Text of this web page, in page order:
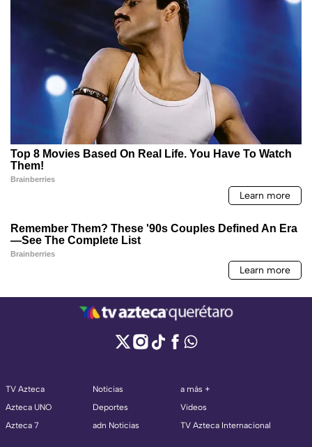
TV Azteca
Azteca UNO
Azteca 7
Noticias
Deportes
adn Noticias
a más +
Videos
TV Azteca Internacional